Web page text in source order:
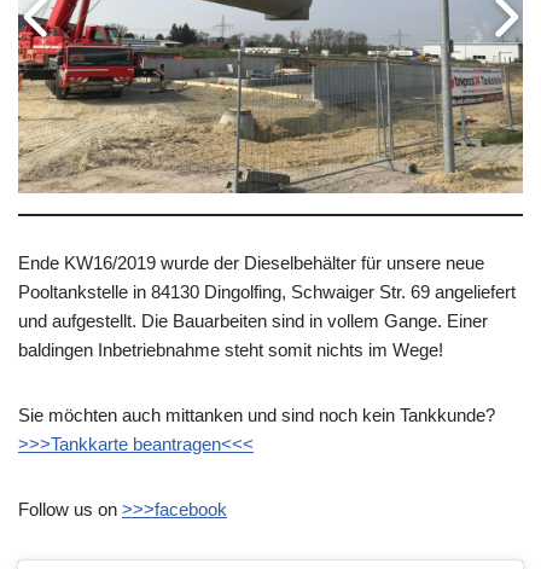
Ende KW16/2019 wurde der Dieselbehälter für unsere neue
Pooltankstelle in 84130 Dingolfing, Schwaiger Str. 69 angeliefert
und aufgestellt. Die Bauarbeiten sind in vollem Gange. Einer
baldingen Inbetriebnahme steht somit nichts im Wege!
Sie möchten auch mittanken und sind noch kein Tankkunde?
>>>Tankkarte beantragen<<<
Follow us on >>>facebook